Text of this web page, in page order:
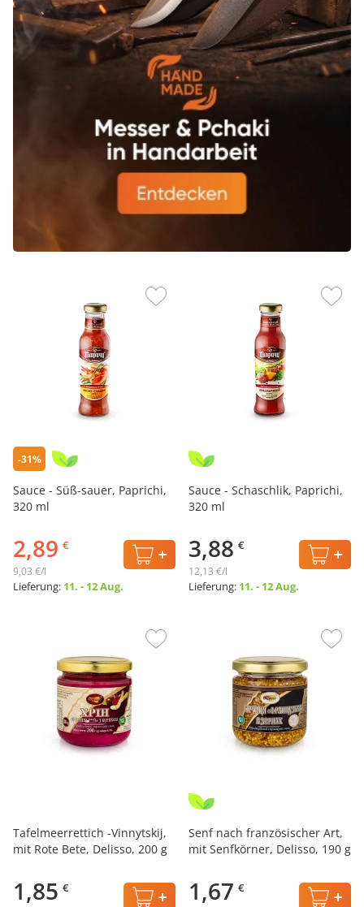
-31%
Sauce - Süß-sauer, Paprichi,
320 ml
2,89 €
9,03 €/l
Lieferung: 11. - 12 Aug.
Sauce - Schaschlik, Paprichi,
320 ml
3,88 €
12,13 €/l
Lieferung: 11. - 12 Aug.
Tafelmeerrettich -Vinnytskij,
mit Rote Bete, Delisso, 200 g
1,85 €
Senf nach französischer Art,
mit Senfkörner, Delisso, 190 g
1,67 €